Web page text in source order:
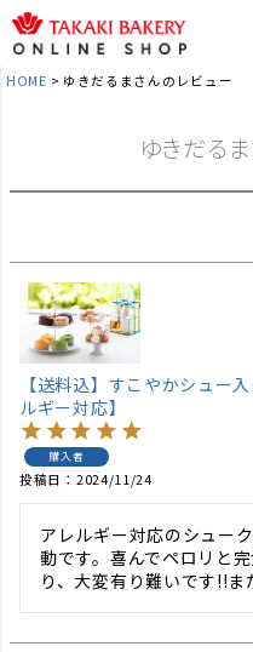
HOME ゆきだるまさんのレビュー
ゆきだる
【送料込】すこやかシュー
ルギー対応】
購入者
投稿日 2024/11/24
アレルギー対応のシュー
動です。喜んでペロリと
り、大変有り難いです!!ま